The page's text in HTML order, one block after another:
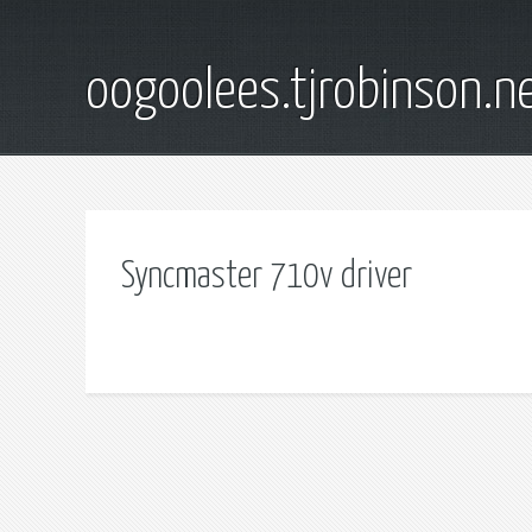
Syncmaster 710v driver